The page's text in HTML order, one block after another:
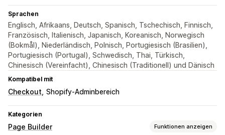
Sprachen
Englisch, Afrikaans, Deutsch, Spanisch, Tschechisch, Finnisch,
Französisch, Italienisch, Japanisch, Koreanisch, Norwegisch
(Bokmål), Niederländisch, Polnisch, Portugiesisch (Brasilien),
Portugiesisch (Portugal), Schwedisch, Thai, Türkisch,
Chinesisch (Vereinfacht), Chinesisch (Traditionell) und Dänisch
Kompatibel mit
Checkout Shopify-Adminbereich
Kategorien
Page Builder Funktionen anzeigen